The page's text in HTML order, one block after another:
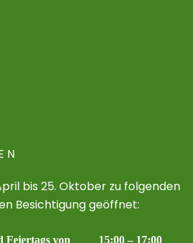
bis 25. Oktober zu folgenden
Besichtigung geöffnet:
Feiertags von 15:00 – 17:00